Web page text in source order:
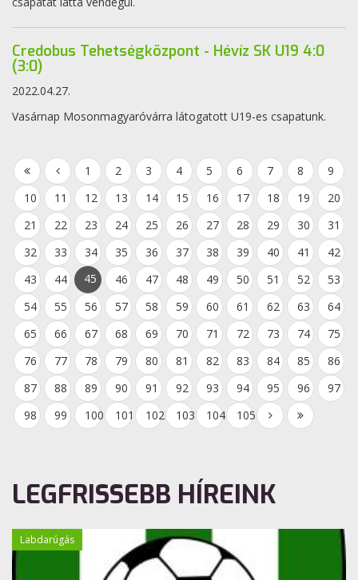
Credobus Tehetségközpont - Hévíz SK U19 4:0
(3:0)
2022.04.27.
Vasárnap Mosonmagyaróvárra látogatott U19-es csapatunk.
1 2 3 4 5 6 7 8
9
10
11 12 13 14 15 16 17 18 19
20
21
22 23 24 25 26 27 28 29 30
31
32
33 34 35 36 37 38 39 40 41
42
43
44 45 46 47 48 49 50 51 52
53
54
55 56 57 58 59 60 61 62 63
64
65
66 67 68 69 70 71 72 73 74
75
76
77 78 79 80 81 82 83 84 85
86
87
88 89 90 91 92 93 94 95 96
97
98
99 100 101 102 103 104 105
LEGFRISSEBB HÍREINK
Labdarúgás